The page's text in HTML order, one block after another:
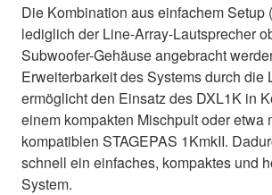
Die Kombination aus einfachem Setup
lediglich der Line-Array-Lautsprecher
Subwoofer-Gehäuse angebracht
Erweiterbarkeit des Systems durch die
ermöglicht den Einsatz des DXL1K in
einem kompakten Mischpult oder etwa
kompatiblen STAGEPAS 1KmkII.
schnell ein einfaches, kompaktes und
System.